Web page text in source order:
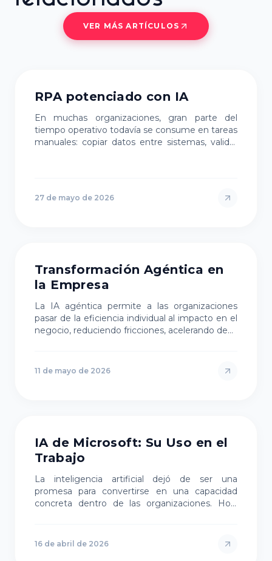
VER MÁS ARTÍCULOS
RPA potenciado con IA
En muchas organizaciones, gran parte del
tiempo operativo todavía se consume en tareas
manuales: copiar datos entre sistemas, validar
27 de mayo de 2026
Transformación Agéntica en
la Empresa
La IA agéntica permite a las organizaciones
pasar de la eficiencia individual al impacto en el
negocio, reduciendo fricciones, acelerando de…
11 de mayo de 2026
IA de Microsoft: Su Uso en el
Trabajo
La inteligencia artificial dejó de ser una
promesa para convertirse en una capacidad
concreta dentro de las organizaciones. Hoy,
16 de abril de 2026